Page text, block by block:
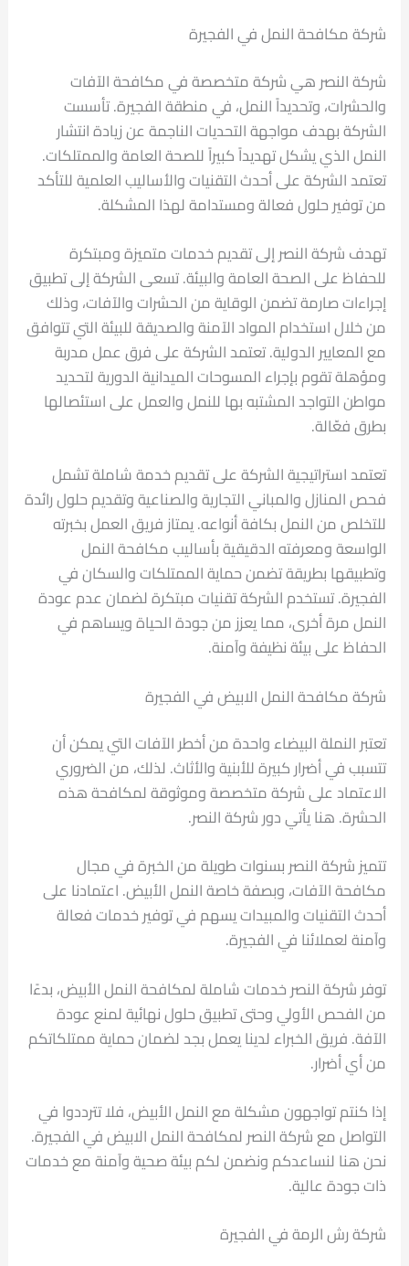
شركة مكافحة النمل في الفجيرة
شركة النصر هي شركة متخصصة في مكافحة الآفات
والحشرات، وتحديداً النمل، في منطقة الفجيرة. تأسست
الشركة بهدف مواجهة التحديات الناجمة عن زيادة انتشار
النمل الذي يشكل تهديداً كبيراً للصحة العامة والممتلكات.
تعتمد الشركة على أحدث التقنيات والأساليب العلمية للتأكد
من توفير حلول فعالة ومستدامة لهذا المشكلة.
تهدف شركة النصر إلى تقديم خدمات متميزة ومبتكرة
للحفاظ على الصحة العامة والبيئة. تسعى الشركة إلى تطبيق
إجراءات صارمة تضمن الوقاية من الحشرات والآفات، وذلك
من خلال استخدام المواد الآمنة والصديقة للبيئة التي تتوافق
مع المعايير الدولية. تعتمد الشركة على فرق عمل مدربة
ومؤهلة تقوم بإجراء المسوحات الميدانية الدورية لتحديد
مواطن التواجد المشتبه بها للنمل والعمل على استئصالها
بطرق فعّالة.
تعتمد استراتيجية الشركة على تقديم خدمة شاملة تشمل
فحص المنازل والمباني التجارية والصناعية وتقديم حلول رائدة
للتخلص من النمل بكافة أنواعه. يمتاز فريق العمل بخبرته
الواسعة ومعرفته الدقيقية بأساليب مكافحة النمل
وتطبيقها بطريقة تضمن حماية الممتلكات والسكان في
الفجيرة. تستخدم الشركة تقنيات مبتكرة لضمان عدم عودة
النمل مرة أخرى، مما يعزز من جودة الحياة ويساهم في
الحفاظ على بيئة نظيفة وآمنة.
شركة مكافحة النمل الابيض في الفجيرة
تعتبر النملة البيضاء واحدة من أخطر الآفات التي يمكن أن
تتسبب في أضرار كبيرة للأبنية والأثاث. لذلك، من الضروري
الاعتماد على شركة متخصصة وموثوقة لمكافحة هذه
الحشرة. هنا يأتي دور شركة النصر.
تتميز شركة النصر بسنوات طويلة من الخبرة في مجال
مكافحة الآفات، وبصفة خاصة النمل الأبيض. اعتمادنا على
أحدث التقنيات والمبيدات يسهم في توفير خدمات فعالة
وآمنة لعملائنا في الفجيرة.
توفر شركة النصر خدمات شاملة لمكافحة النمل الأبيض، بدءًا
من الفحص الأولي وحتى تطبيق حلول نهائية لمنع عودة
الآفة. فريق الخبراء لدينا يعمل بجد لضمان حماية ممتلكاتكم
من أي أضرار.
إذا كنتم تواجهون مشكلة مع النمل الأبيض، فلا تترددوا في
التواصل مع شركة النصر لمكافحة النمل الابيض في الفجيرة.
نحن هنا لنساعدكم ونضمن لكم بيئة صحية وآمنة مع خدمات
ذات جودة عالية.
شركة رش الرمة في الفجيرة